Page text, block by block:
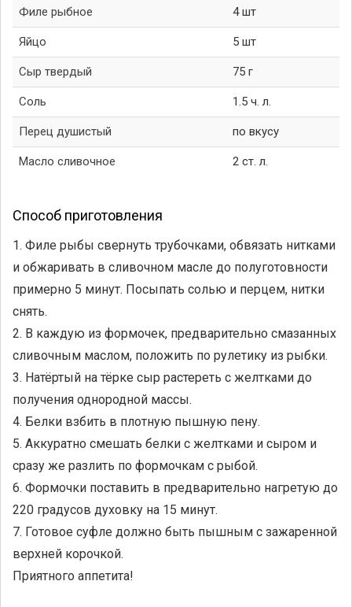
Филе рыбное 4 шт
Яйцо 5 шт
Сыр твердый 75 г
Соль 1.5 ч. л.
Перец душистый по вкусу
Масло сливочное 2 ст. л.
Способ приготовления
1. Филе рыбы свернуть трубочками, обвязать нитками
и обжаривать в сливочном масле до полуготовности
примерно 5 минут. Посыпать солью и перцем, нитки
снять.
2. В каждую из формочек, предварительно смазанных
сливочным маслом, положить по рулетику из рыбки.
3. Натёртый на тёрке сыр растереть с желтками до
получения однородной массы.
4. Белки взбить в плотную пышную пену.
5. Аккуратно смешать белки с желтками и сыром и
сразу же разлить по формочкам с рыбой.
6. Формочки поставить в предварительно нагретую до
220 градусов духовку на 15 минут.
7. Готовое суфле должно быть пышным с зажаренной
верхней корочкой.
Приятного аппетита!